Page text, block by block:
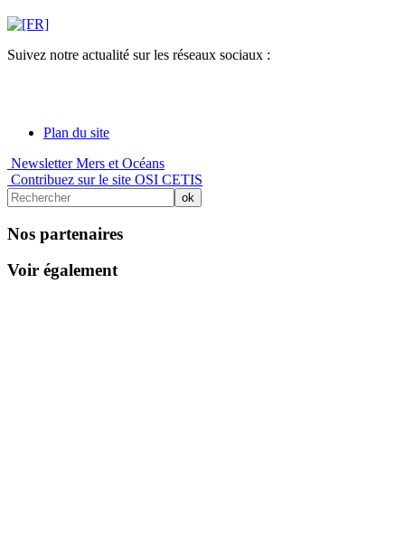
Suivez notre actualité sur les réseaux sociaux :
Plan du site
Newsletter Mers et Océans
Contribuez sur le site OSI CETIS
Nos partenaires
Voir également